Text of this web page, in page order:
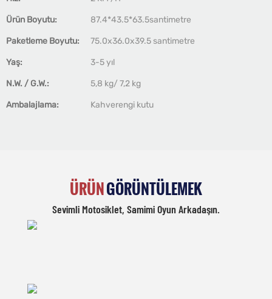
Ürün Boyutu: 87.4*43.5*63.5santimetre
Paketleme Boyutu: 75.0x36.0x39.5 santimetre
Yaş: 3-5 yıl
N.W. / G.W.: 5,8 kg/ 7,2 kg
Ambalajlama: Kahverengi kutu
ÜRÜNGÖRÜNTÜLEMEK
Sevimli Motosiklet, Samimi Oyun Arkadaşın.